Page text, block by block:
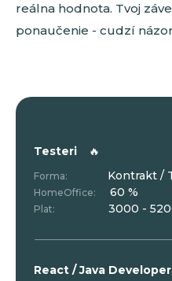
reálna hodnota. Tvoj
ponaučenie - cudzí
Testeri 🔥
Forma: Kontrakt /
HomeOffice: 60 %
Plat: 3000 -
React / Java Developer